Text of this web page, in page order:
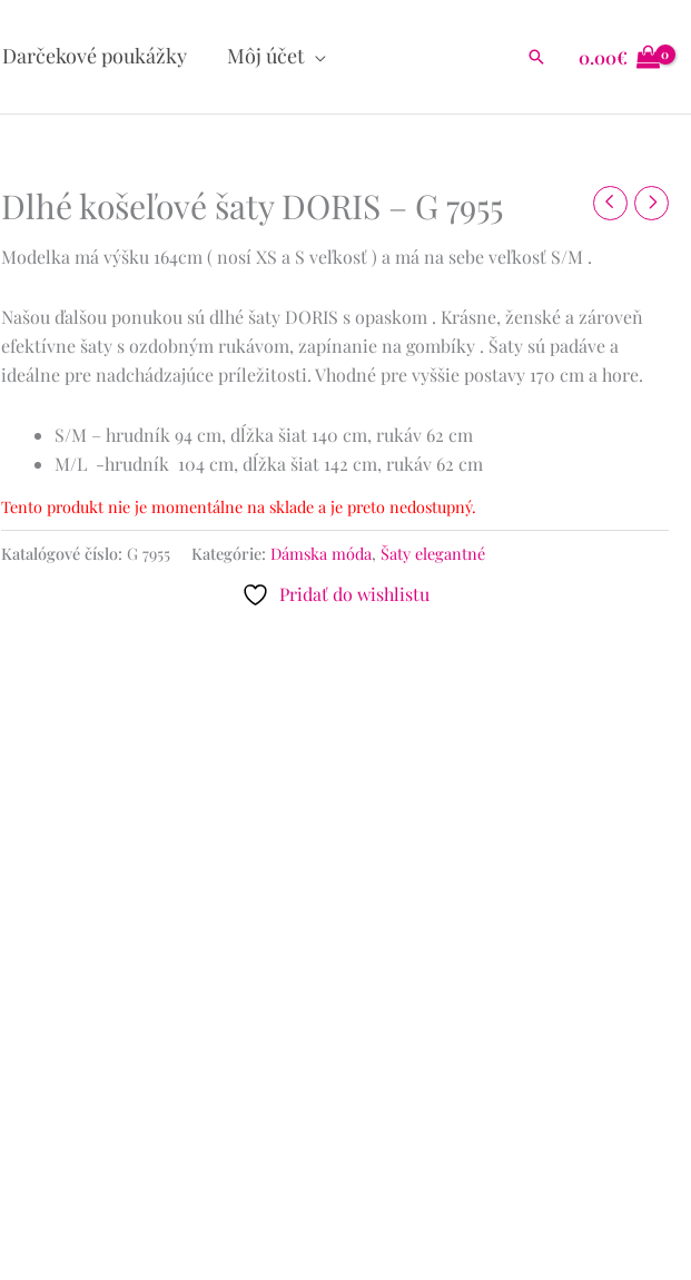
Darčekové poukážky Môj účet Hľadať0.00€
Dlhé košeľové šaty DORIS – G 7955
Modelka má výšku 164cm ( nosí XS a S veľkosť ) a má na sebe veľkosť S/M .
Našou ďalšou ponukou sú dlhé šaty DORIS s opaskom . Krásne, ženské a zároveň
efektívne šaty s ozdobným rukávom, zapínanie na gombíky . Šaty sú padáve a
ideálne pre nadchádzajúce príležitosti. Vhodné pre vyššie postavy 170 cm a hore.
S/M – hrudník 94 cm, dĺžka šiat 140 cm, rukáv 62 cm
M/L -hrudník 104 cm, dĺžka šiat 142 cm, rukáv 62 cm
Tento produkt nie je momentálne na sklade a je preto nedostupný.
Katalógové číslo: G 7955 Kategórie: Dámska móda, Šaty elegantné
Pridať do wishlistu